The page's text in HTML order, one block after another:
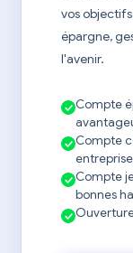
vos
épargne,
l'avenir.
Compte
Compte
Compte
bonnes